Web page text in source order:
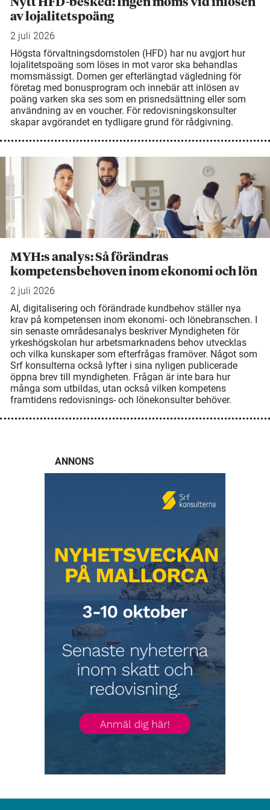
av lojalitetspoäng
2 juli 2026
Högsta förvaltningsdomstolen (HFD) har nu avgjort hur
lojalitetspoäng som löses in mot varor ska behandlas
momsmässigt. Domen ger efterlängtad vägledning för
företag med bonusprogram och innebär att inlösen av
poäng varken ska ses som en prisnedsättning eller som
användning av en voucher. För redovisningskonsulter
skapar avgörandet en tydligare grund för rådgivning.
MYH:s analys: Så förändras
kompetensbehoven inom ekonomi och lön
2 juli 2026
AI, digitalisering och förändrade kundbehov ställer nya
krav på kompetensen inom ekonomi- och lönebranschen. I
sin senaste områdesanalys beskriver Myndigheten för
yrkeshögskolan hur arbetsmarknadens behov utvecklas
och vilka kunskaper som efterfrågas framöver. Något som
Srf konsulterna också lyfter i sina nyligen publicerade
öppna brev till myndigheten. Frågan är inte bara hur
många som utbildas, utan också vilken kompetens
framtidens redovisnings- och lönekonsulter behöver.
ANNONS